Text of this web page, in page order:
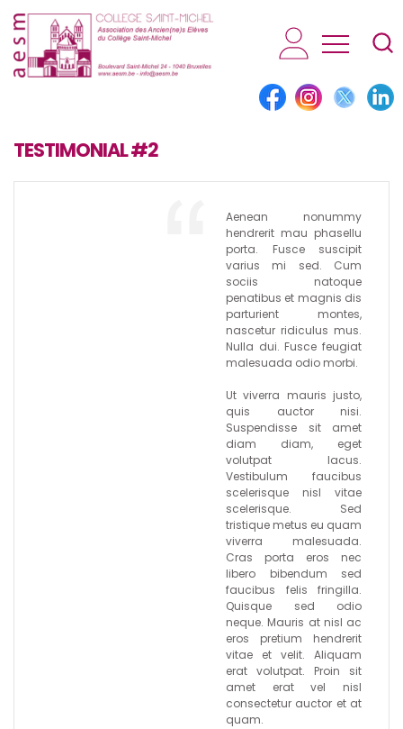
AESM...
TESTIMONIAL #2
Aenean nonummy
hendrerit mau phasellu
porta. Fusce suscipit
varius mi sed. Cum
sociis natoque
penatibus et magnis dis
parturient montes,
nascetur ridiculus mus.
Nulla dui. Fusce feugiat
malesuada odio morbi.
Ut viverra mauris justo,
quis auctor nisi.
Suspendisse sit amet
diam diam, eget
volutpat lacus.
Vestibulum faucibus
scelerisque nisl vitae
scelerisque. Sed
tristique metus eu quam
viverra malesuada.
Cras porta eros nec
libero bibendum sed
faucibus felis fringilla.
Quisque sed odio
neque. Mauris at nisl ac
eros pretium hendrerit
vitae et velit. Aliquam
erat volutpat. Proin sit
amet erat vel nisl
consectetur auctor et at
quam.